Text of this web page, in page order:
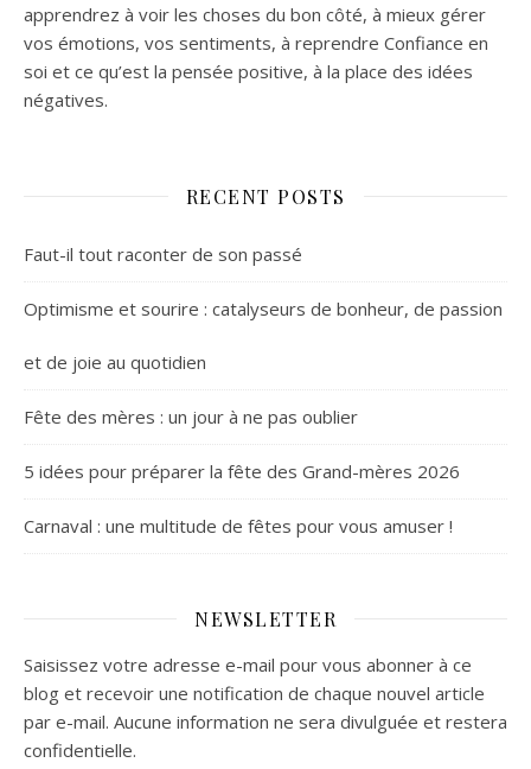
apprendrez à voir les choses du bon côté, à mieux gérer
vos émotions, vos sentiments, à reprendre Confiance en
soi et ce qu’est la pensée positive, à la place des idées
négatives.
RECENT POSTS
Faut-il tout raconter de son passé
Optimisme et sourire : catalyseurs de bonheur, de passion
et de joie au quotidien
Fête des mères : un jour à ne pas oublier
5 idées pour préparer la fête des Grand-mères 2026
Carnaval : une multitude de fêtes pour vous amuser !
NEWSLETTER
Saisissez votre adresse e-mail pour vous abonner à ce
blog et recevoir une notification de chaque nouvel article
par e-mail. Aucune information ne sera divulguée et restera
confidentielle.